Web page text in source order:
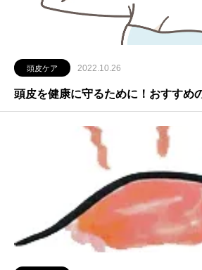
頭皮ケア 2022.10.26
頭皮を健康に守るために！おすすめ